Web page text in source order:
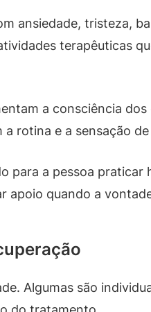
ansiedade, tristeza,
terapêuticas
a consciência
rotina e a sensação
para a pessoa praticar
apoio quando a
Algumas são